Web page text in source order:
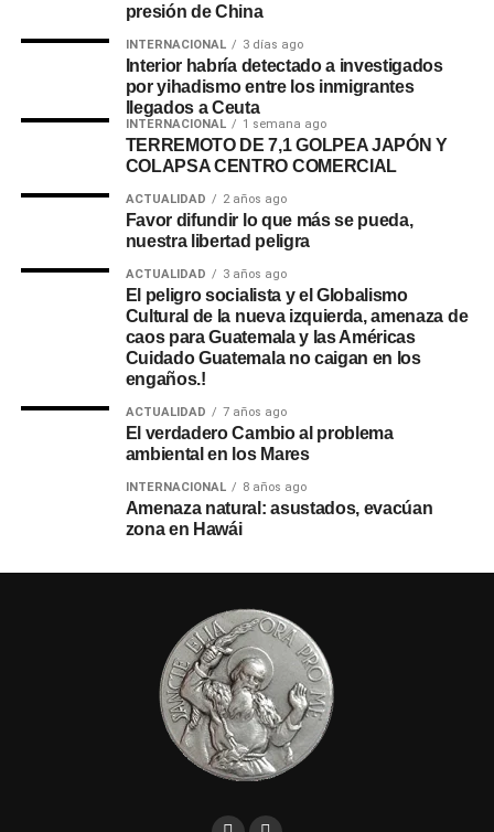
presión de China
INTERNACIONAL 3 días ago
Interior habría detectado a investigados
por yihadismo entre los inmigrantes
llegados a Ceuta
INTERNACIONAL 1 semana ago
TERREMOTO DE 7,1 GOLPEA JAPÓN Y
COLAPSA CENTRO COMERCIAL
ACTUALIDAD 2 años ago
Favor difundir lo que más se pueda,
nuestra libertad peligra
ACTUALIDAD 3 años ago
El peligro socialista y el Globalismo
Cultural de la nueva izquierda, amenaza de
caos para Guatemala y las Américas
Cuidado Guatemala no caigan en los
engaños.!
ACTUALIDAD 7 años ago
El verdadero Cambio al problema
ambiental en los Mares
INTERNACIONAL 8 años ago
Amenaza natural: asustados, evacúan
zona en Hawái